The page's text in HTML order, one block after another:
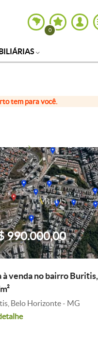
0
tem para você.
990.000,00
à venda no bairro Buritis,
Belo Horizonte - MG